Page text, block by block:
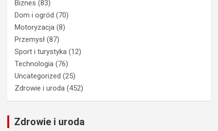
Biznes (83)
Dom i ogród (70)
Motoryzacja (8)
Przemysł (87)
Sport i turystyka (12)
Technologia (76)
Uncategorized (25)
Zdrowie i uroda (452)
Zdrowie i uroda